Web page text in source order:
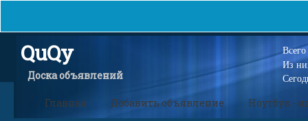
QuQy
Доска объявлений
Всего
Из
Главная
Добавить объявление Ноутбук -